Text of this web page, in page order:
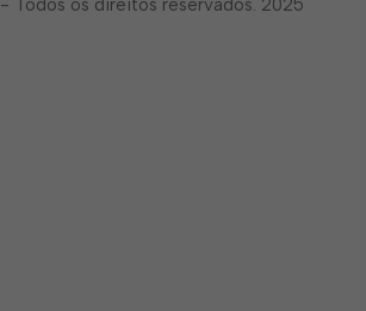
- Todos os direitos reservados. 2025